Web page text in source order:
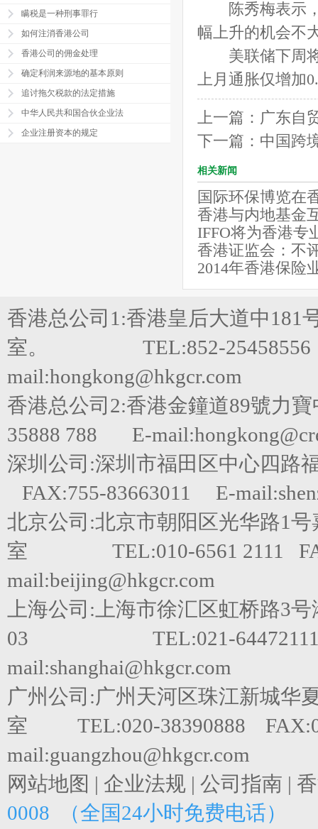
瞒税是一种刑事罪行
如何注消香港公司
香港公司的佣金处理
确定利润来源地的基本原则
追讨拖欠税款的法定措施
中华人民共和国合伙企业法
企业注册资本的规定
陈秀梅表示，
幅上升的机会不
美联储下周将
上月通胀仅增加
上一篇： 广东自
下一篇： 中国跨
相关新闻
国际环保博览在
香港与内地基金
IFFO将为香港专
香港证监会：不
2014年香港保险
香港总公司1:香港皇后大道中181
室。 TEL:852-25458556
mail:hongkong@hkgcr.com
香港总公司2:香港金鐘道89
35888 788 E-
深圳公司:深圳市福田区中心四路
FAX:755-83663011 E-
北京公司:北京市朝阳区光华路1号
室 TEL:010-6561 2111
mail:beijing@hkgcr.com
上海公司:上海市徐汇区虹桥路3
03 TEL:021-64472111
mail:shanghai@hkgcr.com
广州公司:广州天河区珠江新城华
室 TEL:020-38390888
mail:guangzhou@hkgcr.com
网站地图 | 企业法规 | 公司指南 |
0008 （全国24小时免费电话）